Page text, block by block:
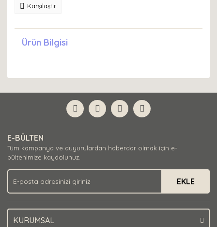
Karşılaştır
Ürün Bilgisi
E-BÜLTEN
Tüm kampanya ve duyurulardan haberdar olmak için e-
bültenimize kaydolunuz.
EKLE
KURUMSAL